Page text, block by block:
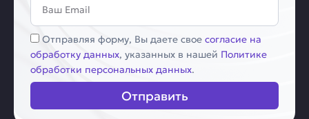
Соглашение
Отправляя форму, Вы даете свое согласие на
обработку данных, указанных в нашей Политике
обработки персональных данных.
Отправить